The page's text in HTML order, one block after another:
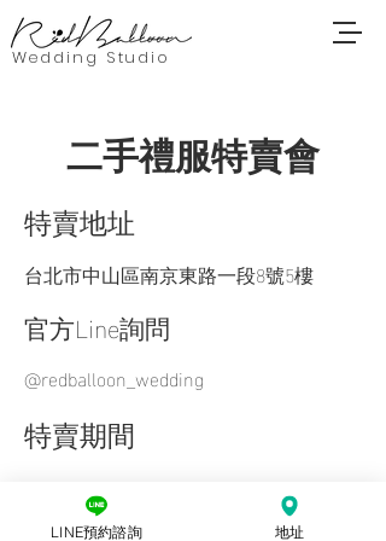
Wedding Studio
​二手禮服特賣會
​特賣地址
台北市中山區南京東路一段8號5樓
​官方Line詢問
@redballoon_wedding
特賣期間
12/6~8
LINE預約諮詢 地址